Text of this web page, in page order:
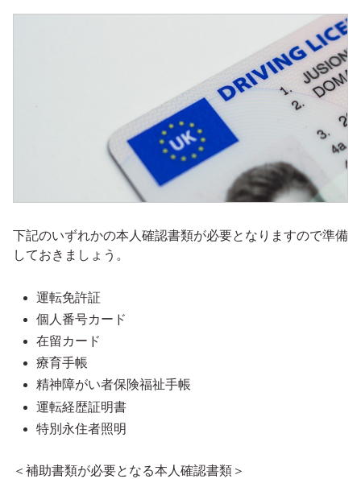
下記のいずれかの本人確認書類が必要となりますので準備
しておきましょう。
運転免許証
個人番号カード
在留カード
療育手帳
精神障がい者保険福祉手帳
運転経歴証明書
特別永住者照明
＜補助書類が必要となる本人確認書類＞